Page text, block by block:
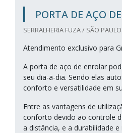
PORTA DE AÇO
SERRALHERIA FUZA / SÃO
Atendimento exclusivo para
A porta de aço de enrolar
seu dia-a-dia. Sendo elas
conforto e versatilidade em
Entre as vantagens de
conforto devido ao controle
a distância, e a durabilidade